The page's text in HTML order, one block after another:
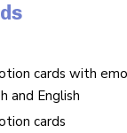
cards with
and English
cards